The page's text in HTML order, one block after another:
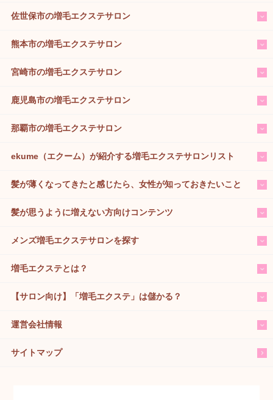
佐世保市の増毛エクステサロン
熊本市の増毛エクステサロン
宮崎市の増毛エクステサロン
鹿児島市の増毛エクステサロン
那覇市の増毛エクステサロン
ekume（エクーム）が紹介する増毛エクステサロンリスト
髪が薄くなってきたと感じたら、女性が知っておきたいこと
髪が思うように増えない方向けコンテンツ
メンズ増毛エクステサロンを探す
増毛エクステとは？
【サロン向け】「増毛エクステ」は儲かる？
運営会社情報
サイトマップ